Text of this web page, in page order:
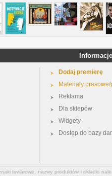
Dodaj premierę
Materiały
Reklama
Dla sklepów
Widgety
Dostęp do bazy
towarowe, nazwy produktów i okładki